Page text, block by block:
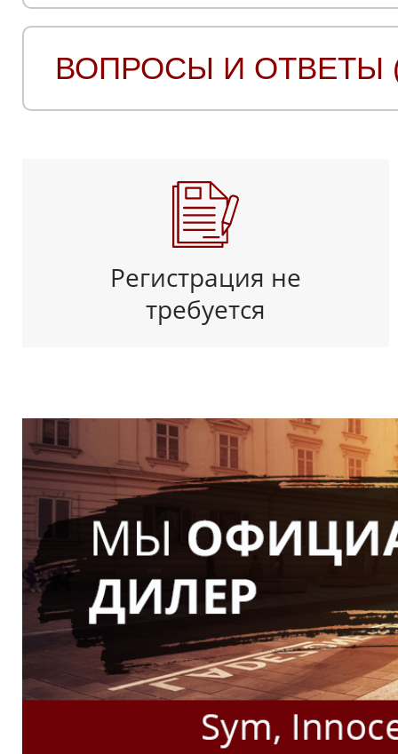
ВОПРОСЫ И ОТВЕТЫ
Регистрация не
требуется